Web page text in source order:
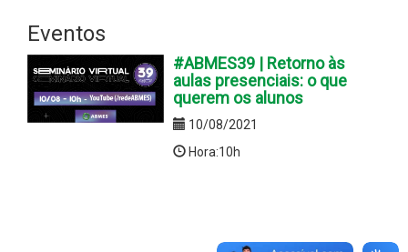
Eventos
#ABMES39 | Retorno às
aulas presenciais: o que
querem os alunos
10/08/2021
Hora:10h